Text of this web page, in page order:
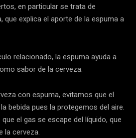
en particular se trata de
que explica el aporte de la espuma a
relacionado, la espuma ayuda a
sabor de la cerveza.
con espuma, evitamos que el
bebida pues la protegemos del aire.
el gas se escape del líquido, que
la cerveza.